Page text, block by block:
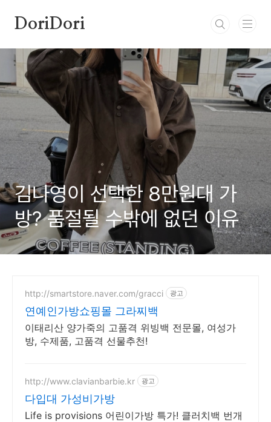
DoriDori
김나영이 선택한 8만원대 가
방? 품절될 수밖에 없던 이유
http://smartstore.naver.com/gracci 광고
연예인가방쇼핑몰 그라찌백
이태리산 양가죽의 고품격 위빙백 전문몰, 여성가
방, 수제품, 고품격 선물추천!
http://www.clavianbarbie.kr 광고
다입대 가성비가방
Life is provisions 어린이가방 특가! 클러치백 번개